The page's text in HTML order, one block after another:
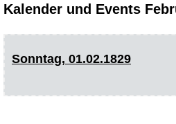
Kalender und Events
Sonntag, 01.02.1829